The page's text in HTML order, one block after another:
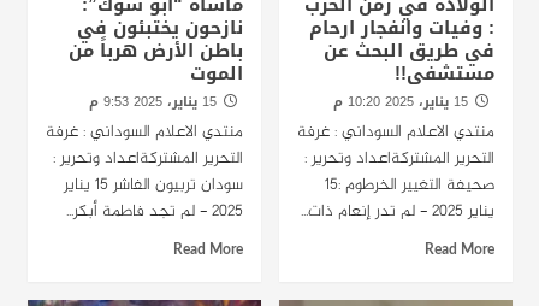
: وفيات وانفجار ارحام
في طريق البحث عن
مستشفى!!
15 يناير، 2025 10:20 م
منتدي الاعلام السوداني : غرفة
التحرير المشتركةاعداد وتحرير :
صحيفة التغيير الخرطوم :15
يناير 2025 - لم تدر إنعام ذات...
Read More
نازحون يختبئون في
باطن الأرض هرباً من
الموت
15 يناير، 2025 9:53 م
منتدي الاعلام السوداني : غرفة
التحرير المشتركةاعداد وتحرير :
سودان تربيون الفاشر 15 يناير
2025 - لم تجد فاطمة أبكر...
Read More